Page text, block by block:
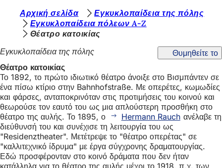
Μετάβαση στο περιεχόμενο
ί
σ
κ
ε
σ
τ
ε
ε
Αρχική σελίδα
Εγκυκλοπαίδεια της πόλης
Εγκυκλοπαίδεια πόλεων A-Z
Θέατρο κατοικίας
Εγκυκλοπαίδεια της πόλης
Θυμηθείτε το
Θέατρο κατοικίας
Το 1892, το πρώτο ιδιωτικό θέατρο άνοιξε στο Βισμπάντεν σε
ένα πίσω κτίριο στην Bahnhofstraße. Με οπερέτες, κωμωδίες
και φάρσες, ανταποκρινόταν στις προτιμήσεις του κοινού και
θεωρούσε τον εαυτό του ως μια απλούστερη προσθήκη στο
θέατρο της αυλής. Το 1895, ο
Hermann Rauch ανέλαβε τη
διεύθυνσή του και συνέχισε τη λειτουργία του ως
"Residenztheater". Μετέτρεψε το "θέατρο οπερέτας" σε
"καλλιτεχνικό ίδρυμα" με έργα σύγχρονης δραματουργίας.
Εδώ προσφέρονταν στο κοινό δράματα που δεν ήταν